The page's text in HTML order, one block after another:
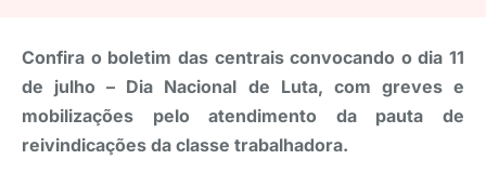
Confira o boletim das centrais convocando o dia 11
de julho – Dia Nacional de Luta, com greves e
mobilizações pelo atendimento da pauta de
reivindicações da classe trabalhadora.